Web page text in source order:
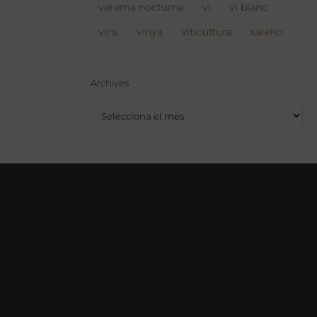
verema nocturna vi vi blanc
vins vinya viticultura xarel·lo
Archives